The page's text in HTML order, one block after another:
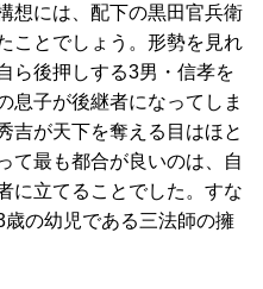
想には、配下の黒田官兵衛
ことでしょう。形勢を見れ
ら後押しする3男・信孝を
息子が後継者になってしま
吉が天下を奪える目はほと
て最も都合が良いのは、自
に立てることでした。すな
の幼児である三法師の擁